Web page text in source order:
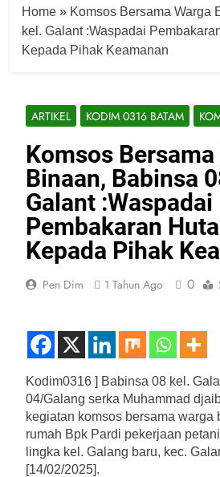
Home » Komsos Bersama Warga
kel. Galant :Waspadai
Kepada Pihak Keamanan
ARTIKEL KODIM 0316 BATAM
Komsos Bersama
Binaan, Babinsa
Galant :Waspadai
Pembakaran
Kepada Pihak
Pen Dim 1 Tahun Ago 0
Kodim0316 ] Babinsa 08 kel.
04/Galang serka Muhammad
kegiatan komsos bersama warga
rumah Bpk Pardi pekerjaan
lingka kel. Galang baru, kec.
[14/02/2025].